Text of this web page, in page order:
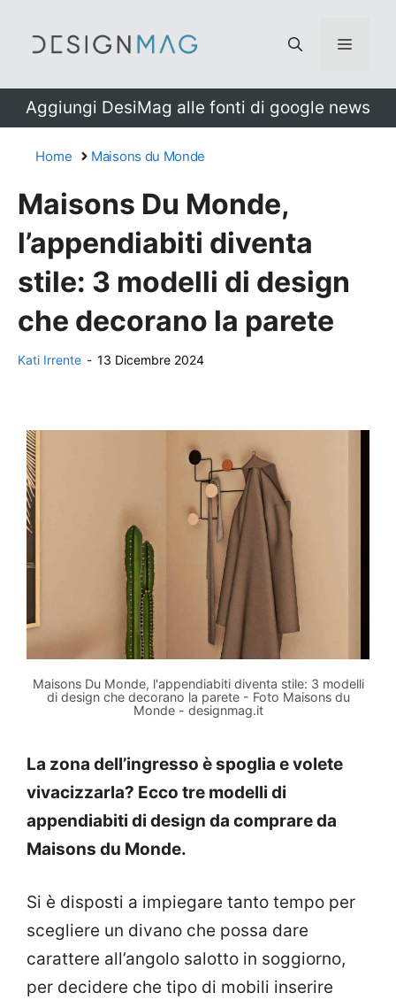
Menu
Aggiungi DesiMag alle fonti di google news
Home Maisons du Monde
Maisons Du Monde,
l’appendiabiti diventa
stile: 3 modelli di design
che decorano la parete
Kati Irrente - 13 Dicembre 2024
Maisons Du Monde, l'appendiabiti diventa stile: 3 modelli
di design che decorano la parete - Foto Maisons du
Monde - designmag.it
La zona dell’ingresso è spoglia e volete
vivacizzarla? Ecco tre modelli di
appendiabiti di design da comprare da
Maisons du Monde.
Si è disposti a impiegare tanto tempo per
scegliere un divano che possa dare
carattere all’angolo salotto in soggiorno,
per decidere che tipo di mobili inserire